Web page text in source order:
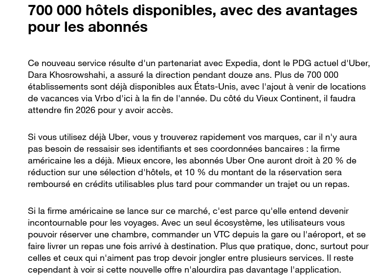
700 000 hôtels disponibles, avec des avantages
pour les abonnés
Ce nouveau service résulte d'un partenariat avec Expedia, dont le PDG actuel d'Uber,
Dara Khosrowshahi, a assuré la direction pendant douze ans. Plus de 700 000
établissements sont déjà disponibles aux États-Unis, avec l'ajout à venir de locations
de vacances via Vrbo d'ici à la fin de l'année. Du côté du Vieux Continent, il faudra
attendre fin 2026 pour y avoir accès.
Si vous utilisez déjà Uber, vous y trouverez rapidement vos marques, car il n'y aura
pas besoin de ressaisir ses identifiants et ses coordonnées bancaires : la firme
américaine les a déjà. Mieux encore, les abonnés Uber One auront droit à 20 % de
réduction sur une sélection d'hôtels, et 10 % du montant de la réservation sera
remboursé en crédits utilisables plus tard pour commander un trajet ou un repas.
Si la firme américaine se lance sur ce marché, c'est parce qu'elle entend devenir
incontournable pour les voyages. Avec un seul écosystème, les utilisateurs vous
pouvoir réserver une chambre, commander un VTC depuis la gare ou l'aéroport, et se
faire livrer un repas une fois arrivé à destination. Plus que pratique, donc, surtout pour
celles et ceux qui n'aiment pas trop devoir jongler entre plusieurs services. Il reste
cependant à voir si cette nouvelle offre n'alourdira pas davantage l'application.